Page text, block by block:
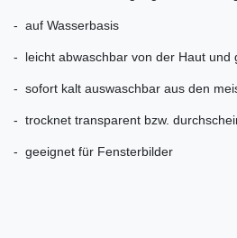
- auf Wasserbasis
- leicht abwaschbar von der Haut und
- sofort kalt auswaschbar aus den
- trocknet transparent bzw.
- geeignet für Fensterbilder